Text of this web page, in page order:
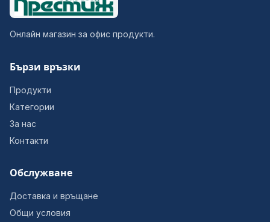
Онлайн магазин за офис продукти.
Бързи връзки
Продукти
Категории
За нас
Контакти
Обслужване
Доставка и връщане
Общи условия